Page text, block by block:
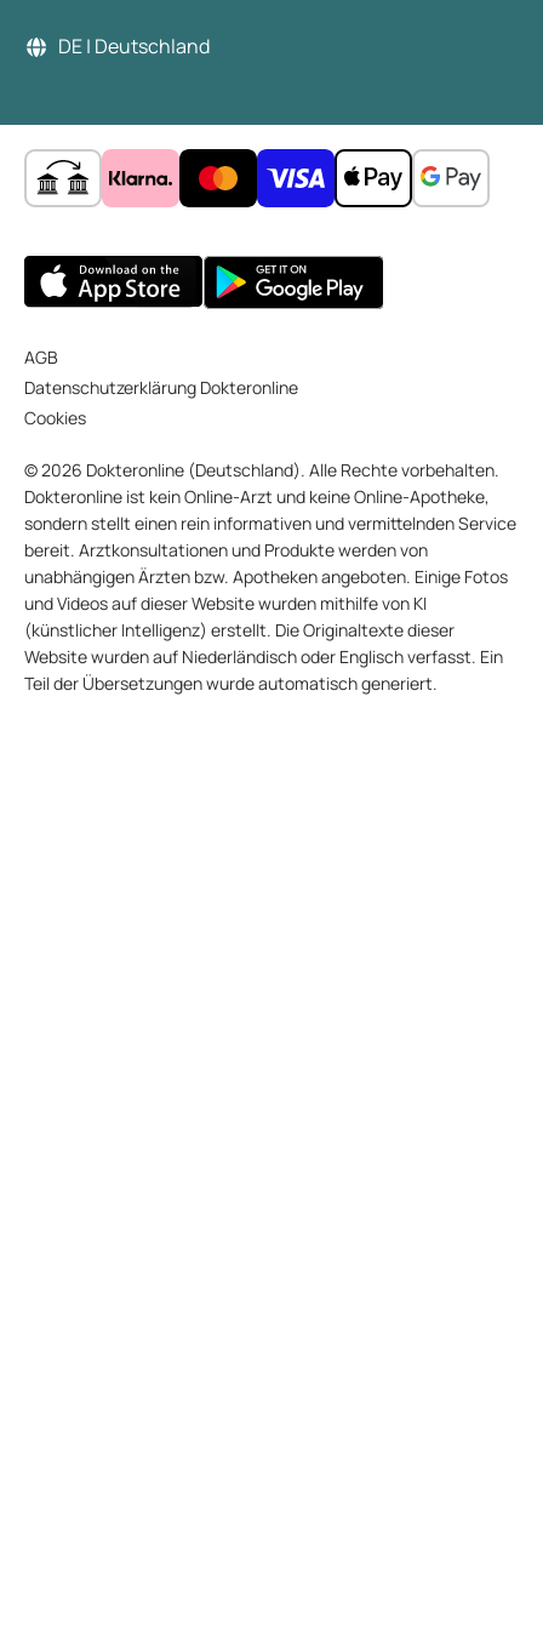
DE | Deutschland
AGB
Datenschutzerklärung Dokteronline
Cookies
© 2026 Dokteronline (Deutschland). Alle Rechte vorbehalten.
Dokteronline ist kein Online-Arzt und keine Online-Apotheke,
sondern stellt einen rein informativen und vermittelnden Service
bereit. Arztkonsultationen und Produkte werden von
unabhängigen Ärzten bzw. Apotheken angeboten. Einige Fotos
und Videos auf dieser Website wurden mithilfe von KI
(künstlicher Intelligenz) erstellt. Die Originaltexte dieser
Website wurden auf Niederländisch oder Englisch verfasst. Ein
Teil der Übersetzungen wurde automatisch generiert.